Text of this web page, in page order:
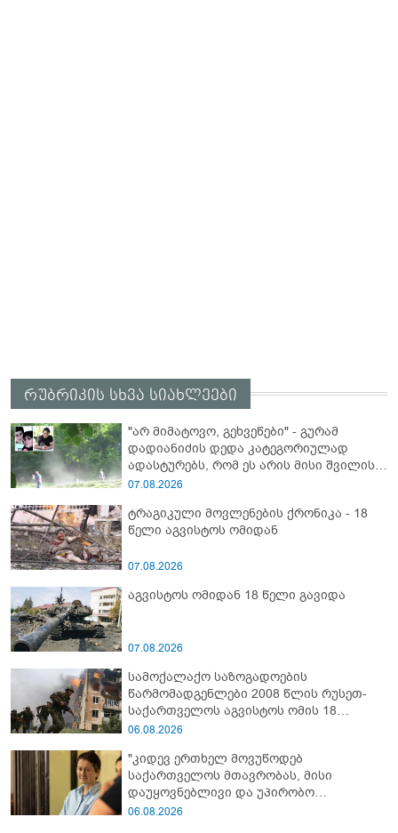
რუბრიკის სხვა სიახლეები
"არ მიმატოვო, გეხვეწები" - გუ­რა­მ
დადიანიძის დედა კა­ტე­გო­რი­უ­ლად
ადას­ტუ­რებს, რომ ეს არის მისი შვი­ლის
ხმა
07.08.2026
ტრაგიკული მოვლენების ქრონიკა - 18
წელი აგვისტოს ომიდან
07.08.2026
აგვისტოს ომიდან 18 წელი გავიდა
07.08.2026
სამოქალაქო საზოგადოების
წარმომადგენლები 2008 წლის რუსეთ-
საქართველოს აგვისტოს ომის 18
წლისთავთან დაკავშირებით ერთობლივ
06.08.2026
"კიდევ ერთხელ მოვუწოდებ
საქართველოს მთავრობას, მისი
დაუყოვნებლივი და უპირობო
გათავისუფლებისკენ" - რას წერს ეუთო-ს
06.08.2026